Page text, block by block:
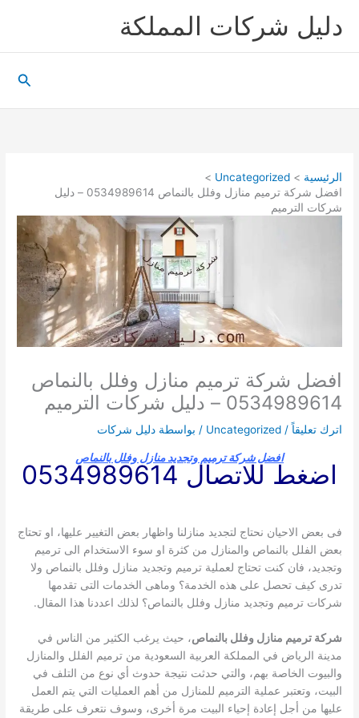
دليل شركات المملكة
الرئيسية
Uncategorized
افضل شركة ترميم منازل وفلل بالنماص 0534989614 – دليل
شركات الترميم
افضل شركة ترميم منازل وفلل بالنماص
0534989614 – دليل شركات الترميم
اترك تعليقاً /
Uncategorized / بواسطة دليل شركات
افضل شركة ترميم وتجديد منازل وفلل بالنماص
اضغط للاتصال 0534989614
فى بعض الاحيان نحتاج لتجديد منازلنا واظهار بعض التغيير عليها، او تحتاج
بعض الفلل بالنماص والمنازل من كثرة او سوء الاستخدام الى ترميم
وتجديد، فان كنت تحتاج لعملية ترميم وتجديد منازل وفلل بالنماص ولا
تدرى كيف تحصل على هذه الخدمة؟ وماهى الخدمات التى تقدمها
شركات ترميم وتجديد منازل وفلل بالنماص؟ لذلك اعددنا هذا المقال.
شركة ترميم منازل وفلل بالنماص، حيث يرغب الكثير من الناس في
مدينة الرياض في المملكة العربية السعودية من ترميم الفلل والمنازل
والبيوت الخاصة بهم، والتي حدثت نتيجة حدوث أي نوع من التلف في
البيت، وتعتبر عملية الترميم للمنازل من أهم العمليات التي يتم العمل
عليها من أجل إعادة إحياء البيت مرة أخرى، وسوف نتعرف على طريقة